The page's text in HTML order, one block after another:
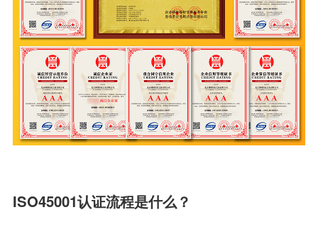
ISO45001认证流程是什么？